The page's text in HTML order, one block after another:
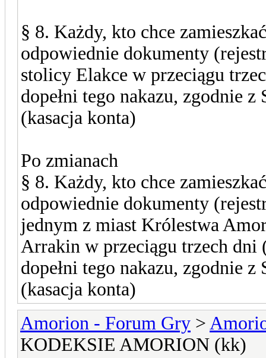
§ 8. Każdy, kto chce
odpowiednie dokumenty
stolicy Elakce w przeciągu
dopełni tego nakazu, zgodnie
(kasacja konta)
Po zmianach
§ 8. Każdy, kto chce
odpowiednie dokumenty
jednym z miast Królestwa
Arrakin w przeciągu trzech dni
dopełni tego nakazu, zgodnie
(kasacja konta)
Amorion - Forum Gry >
KODEKSIE AMORION (kk)